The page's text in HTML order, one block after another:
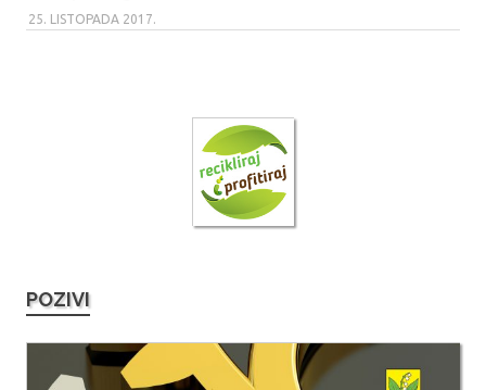
25. LISTOPADA 2017.
POZIVI